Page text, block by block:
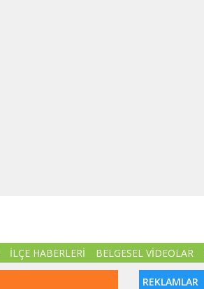
İLÇE HABERLERİ BELGESEL VİDEOLAR
REKLAMLAR